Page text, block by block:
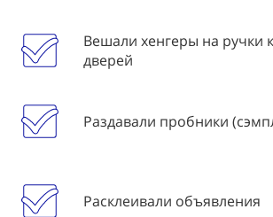
Вешали хенгеры на ручки
дверей
Раздавали пробники
Расклеивали объявления